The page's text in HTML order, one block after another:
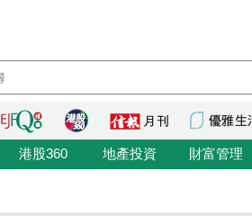
港股360 地產投資 財富管理